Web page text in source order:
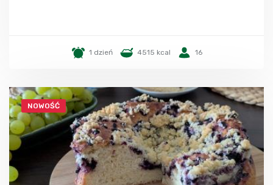
1 dzień 4515 kcal 16
NOWOŚĆ